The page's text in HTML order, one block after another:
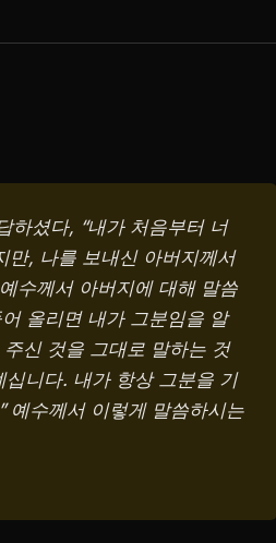
하셨다, “내가 처음부터 너
만, 나를 보내신 아버지께서
수께서 아버지에 대해 말씀
올리면 내가 그분임을 알
신 것을 그대로 말하는 것
니다. 내가 항상 그분을 기
예수께서 이렇게 말씀하시는